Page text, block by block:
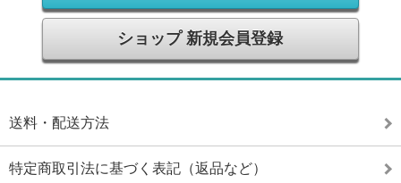
ショップ 新規会員登録
送料・配送方法
特定商取引法に基づく表記（返品など）